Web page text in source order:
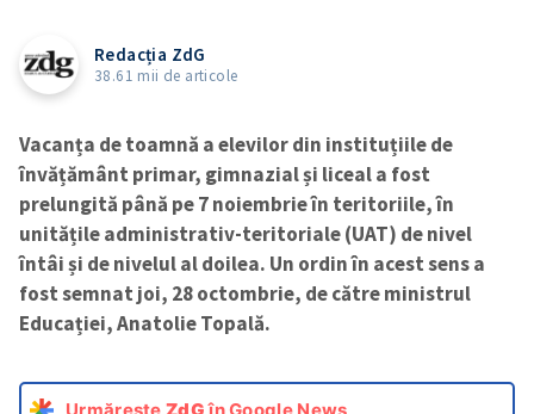
Redacția ZdG
38.61 mii de articole
Vacanța de toamnă a elevilor din instituțiile de
învățământ primar, gimnazial și liceal a fost
prelungită până pe 7 noiembrie în teritoriile, în
unitățile administrativ-teritoriale (UAT) de nivel
întâi și de nivelul al doilea. Un ordin în acest sens a
fost semnat joi, 28 octombrie, de către ministrul
Educației, Anatolie Topală.